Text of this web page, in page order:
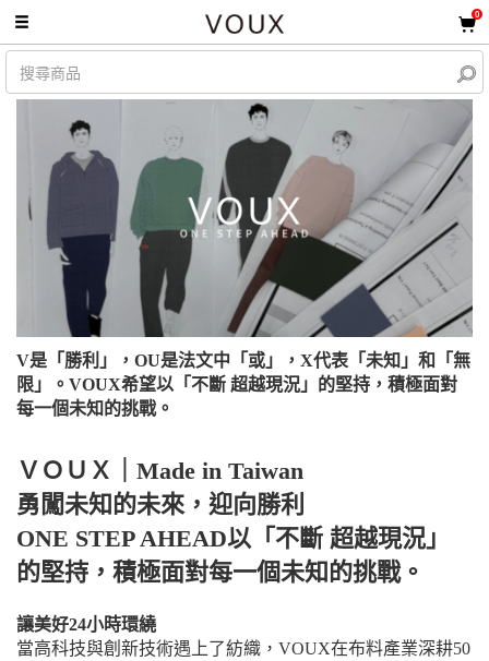
0
V是「勝利」，OU是法文中「或」，X代表「未知」和「無
限」。VOUX希望以「不斷 超越現況」的堅持，積極面對
每一個未知的挑戰。
ＶＯＵＸ｜Made in Taiwan
勇闖未知的未來，迎向勝利
ONE STEP AHEAD以「不斷 超越現況」
的堅持，積極面對每一個未知的挑戰。
讓美好24小時環繞
當高科技與創新技術遇上了紡織，VOUX在布料產業深耕50